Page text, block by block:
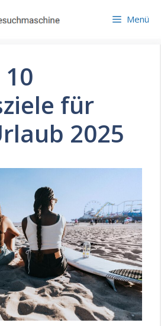
Menü
für
2025